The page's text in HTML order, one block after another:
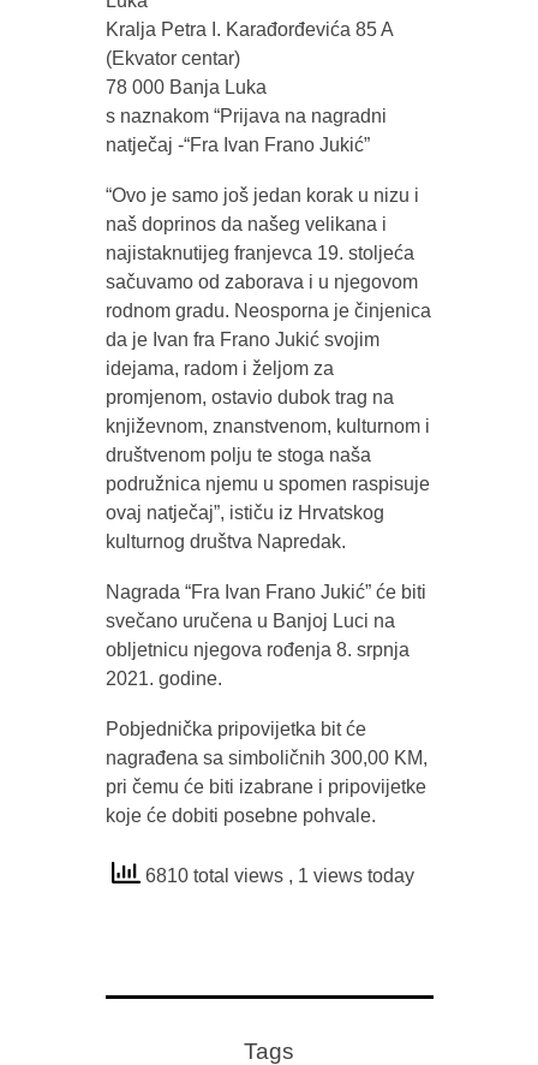
Kralja Petra I. Karađorđevića 85 A
(Ekvator centar)
78 000 Banja Luka
s naznakom “Prijava na nagradni
natječaj -“Fra Ivan Frano Jukić”
“Ovo je samo još jedan korak u nizu i
naš doprinos da našeg velikana i
najistaknutijeg franjevca 19. stoljeća
sačuvamo od zaborava i u njegovom
rodnom gradu. Neosporna je činjenica
da je Ivan fra Frano Jukić svojim
idejama, radom i željom za
promjenom, ostavio dubok trag na
književnom, znanstvenom, kulturnom i
društvenom polju te stoga naša
podružnica njemu u spomen raspisuje
ovaj natječaj”, ističu iz Hrvatskog
kulturnog društva Napredak.
Nagrada “Fra Ivan Frano Jukić” će biti
svečano uručena u Banjoj Luci na
obljetnicu njegova rođenja 8. srpnja
2021. godine.
Pobjednička pripovijetka bit će
nagrađena sa simboličnih 300,00 KM,
pri čemu će biti izabrane i pripovijetke
koje će dobiti posebne pohvale.
6810 total views , 1 views today
Tags